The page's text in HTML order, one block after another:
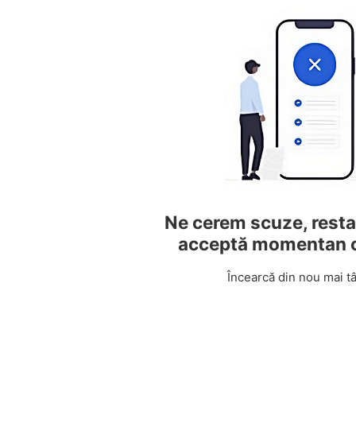
Ne cerem scuze,
acceptă momentan
Încearcă din nou mai